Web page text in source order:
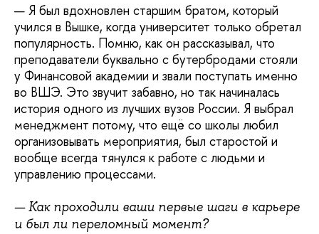
— Я был вдохновлен старшим братом, который
учился в Вышке, когда университет только обретал
популярность. Помню, как он рассказывал, что
преподаватели буквально с бутербродами стояли
у Финансовой академии и звали поступать именно
во ВШЭ. Это звучит забавно, но так начиналась
история одного из лучших вузов России. Я выбрал
менеджмент потому, что ещё со школы любил
организовывать мероприятия, был старостой и
вообще всегда тянулся к работе с людьми и
управлению процессами.
— Как проходили ваши первые шаги в карьере
и был ли переломный момент?